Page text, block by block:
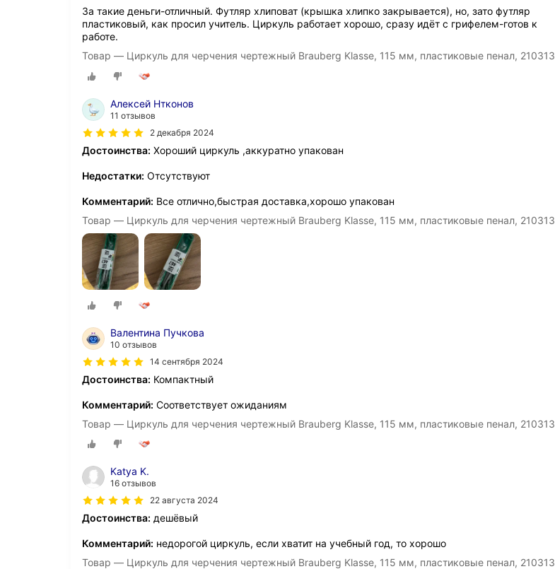
За такие деньги-отличный. Футляр хлиповат (крышка хлипко закрывается), но, зато футляр
пластиковый, как просил учитель. Циркуль работает хорошо, сразу идёт с грифелем-готов к
работе.
Товар — Циркуль для черчения чертежный Brauberg Klasse, 115 мм, пластиковые пенал, 210313
Алексей Нтконов
11 отзывов
2 декабря 2024
Достоинства: Хороший циркуль ,аккуратно упакован
Недостатки: Отсутствуют
Комментарий: Все отлично,быстрая доставка,хорошо упакован
Товар — Циркуль для черчения чертежный Brauberg Klasse, 115 мм, пластиковые пенал, 210313
Валентина Пучкова
10 отзывов
14 сентября 2024
Достоинства: Компактный
Комментарий: Соответствует ожиданиям
Товар — Циркуль для черчения чертежный Brauberg Klasse, 115 мм, пластиковые пенал, 210313
Katya K.
16 отзывов
22 августа 2024
Достоинства: дешёвый
Комментарий: недорогой циркуль, если хватит на учебный год, то хорошо
Товар — Циркуль для черчения чертежный Brauberg Klasse, 115 мм, пластиковые пенал, 210313